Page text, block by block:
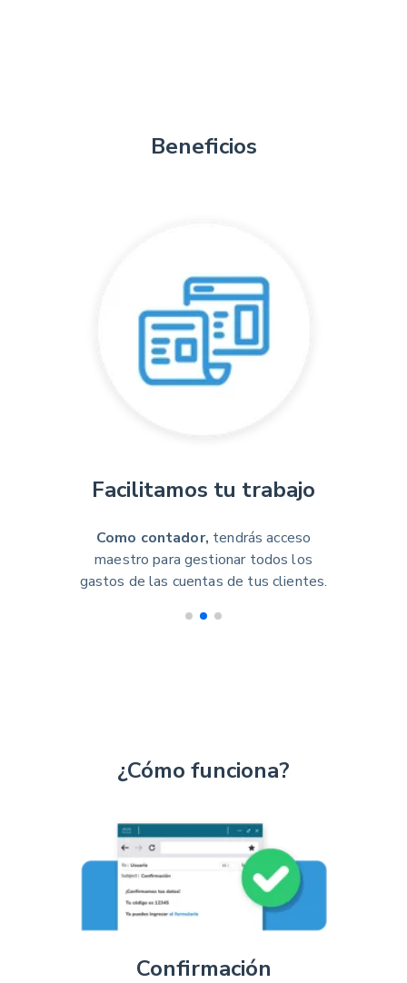
Beneficios
Facilitamos tu trabajo
Como contador, tendrás acceso
maestro para gestionar todos los
gastos de las cuentas de tus clientes.
¿Cómo funciona?
Confirmación